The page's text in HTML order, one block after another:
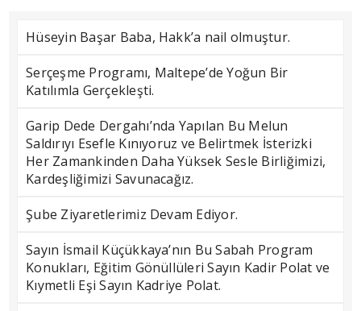
Hüseyin Başar Baba, Hakk’a nail olmuştur.
Serçeşme Programı, Maltepe’de Yoğun Bir
Katılımla Gerçekleşti.
Garip Dede Dergahı’nda Yapılan Bu Melun
Saldırıyı Esefle Kınıyoruz ve Belirtmek İsterizki
Her Zamankinden Daha Yüksek Sesle Birliğimizi,
Kardeşliğimizi Savunacağız.
Şube Ziyaretlerimiz Devam Ediyor.
Sayın İsmail Küçükkaya’nın Bu Sabah Program
Konukları, Eğitim Gönüllüleri Sayın Kadir Polat ve
Kıymetli Eşi Sayın Kadriye Polat.